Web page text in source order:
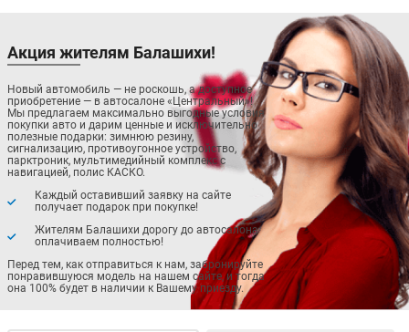
Акция жителям Балашихи!
Новый автомобиль — не роскошь, а доступное
приобретение — в автосалоне «Центральный»!
Мы предлагаем максимально выгодные условия
покупки авто и дарим ценные и исключительно
полезные подарки: зимнюю резину,
сигнализацию, противоугонное устройство,
парктроник, мультимедийный комплекс с
навигацией, полис КАСКО.
Каждый оставивший заявку на сайте
получает подарок при покупке!
Жителям Балашихи дорогу до автосалона
оплачиваем полностью!
Перед тем, как отправиться к нам, забронируйте
понравившуюся модель на нашем сайте, и тогда
она 100% будет в наличии к Вашему приезду.